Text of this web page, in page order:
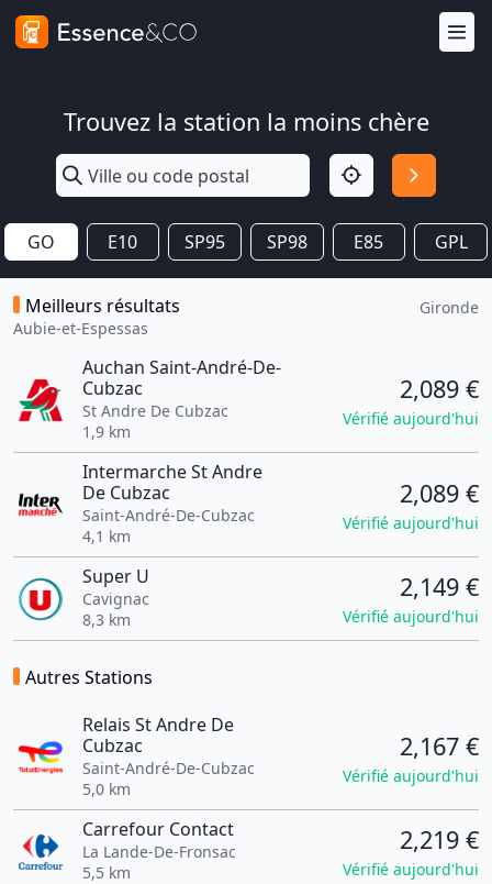
Trouvez la station la moins chère
GO E10 SP95 SP98 E85 GPL
Meilleurs résultats
Aubie-et-Espessas
Gironde
Auchan Saint-André-De-
Cubzac
St Andre De Cubzac
1,9 km
2,089 €
Vérifié aujourd'hui
Intermarche St Andre
De Cubzac
Saint-André-De-Cubzac
4,1 km
2,089 €
Vérifié aujourd'hui
Super U
Cavignac
8,3 km
2,149 €
Vérifié aujourd'hui
Autres Stations
Relais St Andre De
Cubzac
Saint-André-De-Cubzac
5,0 km
2,167 €
Vérifié aujourd'hui
Carrefour Contact
La Lande-De-Fronsac
5,5 km
2,219 €
Vérifié aujourd'hui